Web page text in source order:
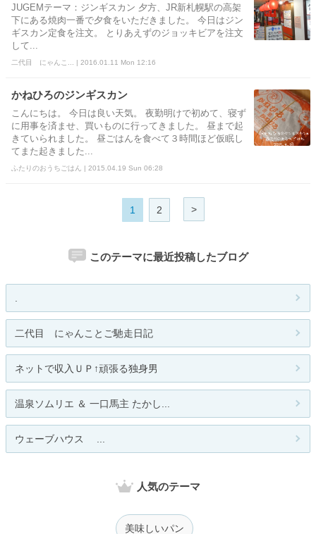
JUGEMテーマ：ジンギスカン 夕方、JR新札幌駅の高架
下にある焼肉一番で夕食をいただきました。 今日はジン
ギスカン定食を注文。 とりあえずのジョッキビアを注文
して...
二代目 にゃんこ... | 2016.01.11 Mon 12:16
かねひろのジンギスカン
こんにちは。 今日は良い天気。 夜勤明けで初めて、寝ず
に用事を済ませ、買いものに行ってきました。 昼まで起
きていられました。 昼ごはんを食べて３時間ほど仮眠し
てまた起きました...
ふたりのおうちごはん | 2015.04.19 Sun 06:28
1 2 >
このテーマに最近投稿したブログ
二代目 にゃんことご馳走日記
ネットで収入ＵＰ↑頑張る独身男
温泉ソムリエ ＆ 一口馬主 たかし...
ウェーブハウス ...
人気のテーマ
美味しいパン